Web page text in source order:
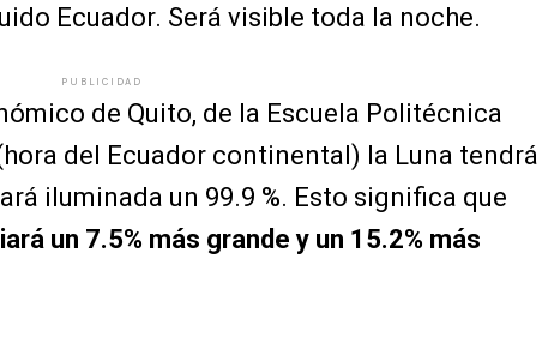
Ecuador. Será visible toda la noche.
PUBLICIDAD
de Quito, de la Escuela Politécnica
del Ecuador continental) la Luna tendrá
iluminada un 99.9 %. Esto significa que
un 7.5% más grande y un 15.2% más